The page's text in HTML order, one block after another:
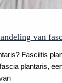
van
Fasciitis
plantaris,